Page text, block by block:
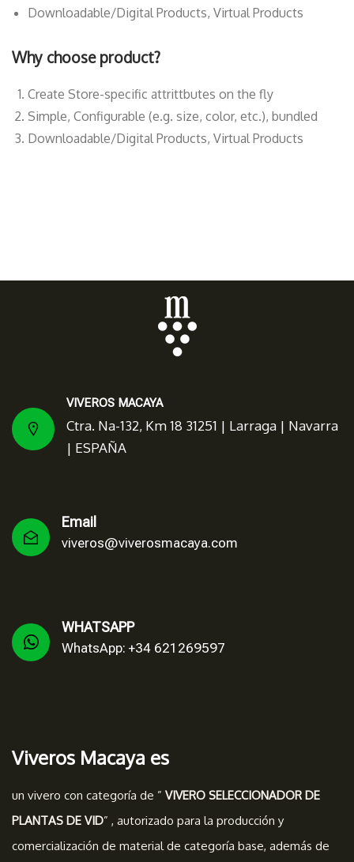
Downloadable/Digital Products, Virtual Products
Why choose product?
Create Store-specific attrittbutes on the fly
Simple, Configurable (e.g. size, color, etc.), bundled
Downloadable/Digital Products, Virtual Products
VIVEROS MACAYA
Ctra. Na-132, Km 18 31251 | Larraga | Navarra
| ESPAÑA
Email
viveros@viverosmacaya.com
WHATSAPP
WhatsApp: +34 621269597
Viveros Macaya es
un vivero con categoría de ” VIVERO SELECCIONADOR DE
PLANTAS DE VID” , autorizado para la producción y
comercialización de material de categoría base, además de